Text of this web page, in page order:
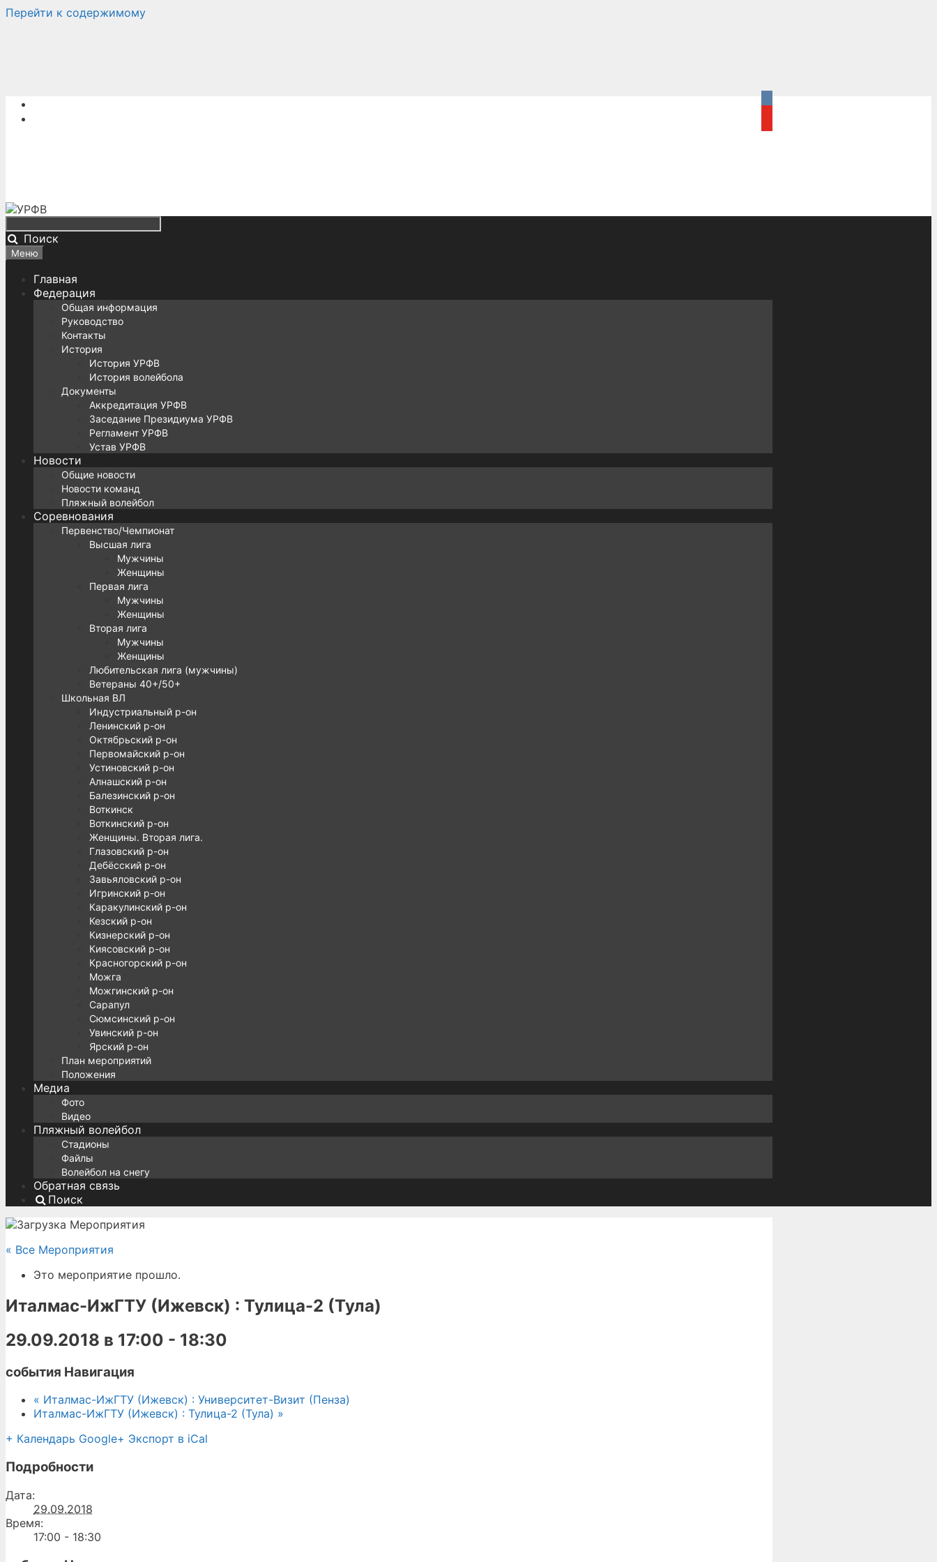
Перейти к содержимому
Поиск
Меню
Главная
Федерация
Общая информация
Руководство
Контакты
История
История УРФВ
История волейбола
Документы
Аккредитация УРФВ
Заседание Президиума УРФВ
Регламент УРФВ
Устав УРФВ
Новости
Общие новости
Новости команд
Пляжный волейбол
Соревнования
Первенство/Чемпионат
Высшая лига
Мужчины
Женщины
Первая лига
Мужчины
Женщины
Вторая лига
Мужчины
Женщины
Любительская лига (мужчины)
Ветераны 40+/50+
Школьная ВЛ
Индустриальный р-он
Ленинский р-он
Октябрьский р-он
Первомайский р-он
Устиновский р-он
Алнашский р-он
Балезинский р-он
Воткинск
Воткинский р-он
Женщины. Вторая лига.
Глазовский р-он
Дебёсский р-он
Завьяловский р-он
Игринский р-он
Каракулинский р-он
Кезский р-он
Кизнерский р-он
Киясовский р-он
Красногорский р-он
Можга
Можгинский р-он
Сарапул
Сюмсинский р-он
Увинский р-он
Ярский р-он
План мероприятий
Положения
Медиа
Фото
Видео
Пляжный волейбол
Стадионы
Файлы
Волейбол на снегу
Обратная связь
Поиск
« Все Мероприятия
Это мероприятие прошло.
Италмас-ИжГТУ (Ижевск) : Тулица-2 (Тула)
29.09.2018 в 17:00 - 18:30
события Навигация
« Италмас-ИжГТУ (Ижевск) : Университет-Визит (Пенза)
Италмас-ИжГТУ (Ижевск) : Тулица-2 (Тула) »
+ Календарь Google+ Экспорт в iCal
Подробности
Дата:
29.09.2018
Время:
17:00 - 18:30